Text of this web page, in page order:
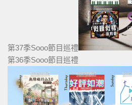
第37季Sooo節目巡禮
第36季Sooo節目巡禮